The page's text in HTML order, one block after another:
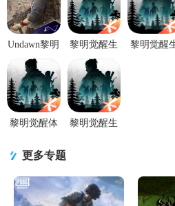
展示，而这个过程似乎也没有生动的
最后，以一个总结形式的煽情也好，
Undawn黎明
觉醒生机日
服版本
v1.2.21 日服
最新版
黎明觉醒生
机vivo应用
商店版
v1.117.1 最
新版
黎明觉醒
黎明觉醒体
机版
v1.109.1 体
验服最新版
本
黎明觉醒生
更多专题